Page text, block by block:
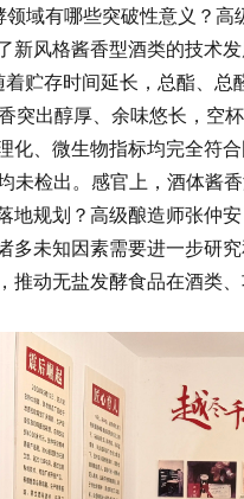
有哪些突破性意义？高
新风格酱香型酒类的技术
贮存时间延长，总酯、
出醇厚、余味悠长，空
、微生物指标均完全符
检出。感官上，酒体酱
地规划？高级酿造师张仲
未知因素需要进一步研
动无盐发酵食品在酒类